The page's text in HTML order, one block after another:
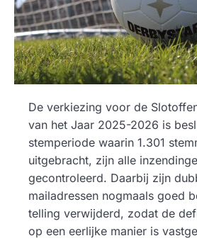
De verkiezing voor de
van het Jaar 2025-2026 is
stemperiode waarin 1.301
uitgebracht, zijn alle
gecontroleerd. Daarbij zijn
mailadressen nogmaals goed
telling verwijderd, zodat de
op een eerlijke manier is